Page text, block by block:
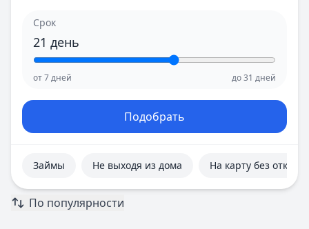
Киров
Краснодар
Красноярск
Л
Киров
Краснодар
Красноярск
Л
М
Срок
21 день
от7дней до31 дней
Подобрать
Займы Не выходя из дома На карту без отказа
По популярности